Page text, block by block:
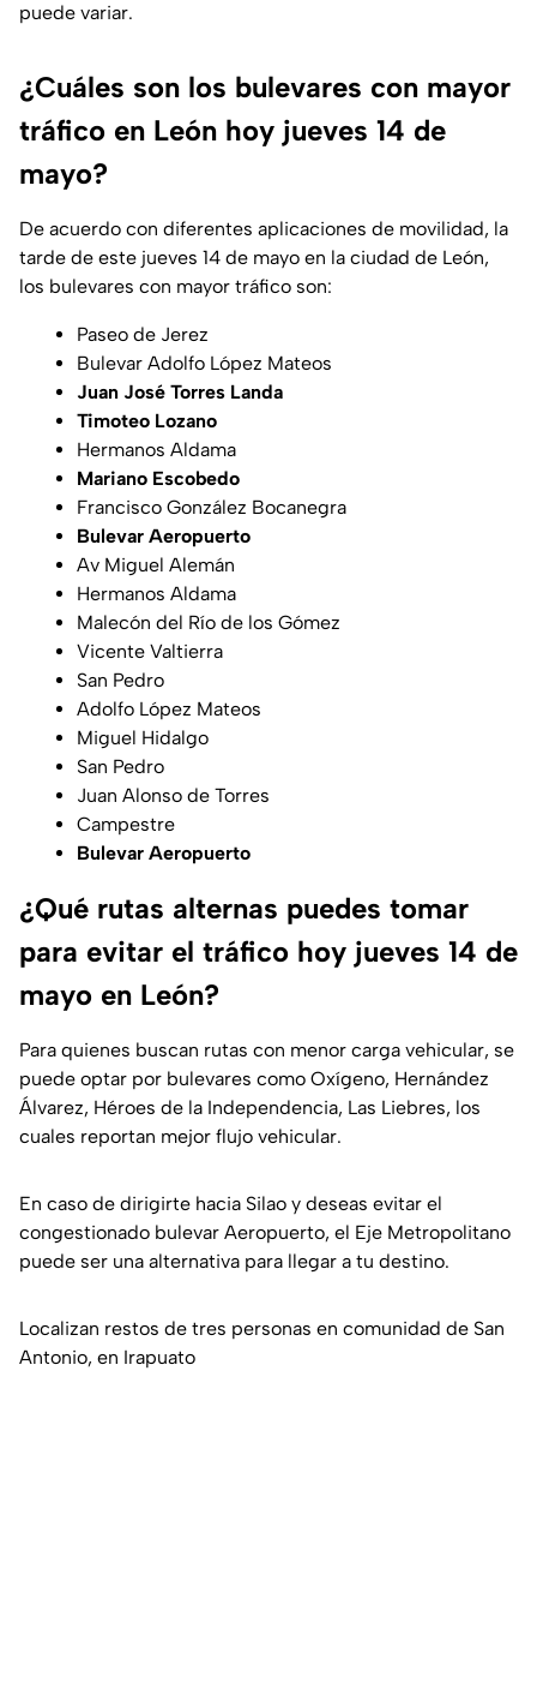
puede variar.
¿Cuáles son los bulevares con mayor
tráfico en León hoy jueves 14 de
mayo?
De acuerdo con diferentes aplicaciones de movilidad, la
tarde de este jueves 14 de mayo en la ciudad de León,
los bulevares con mayor tráfico son:
Paseo de Jerez
Bulevar Adolfo López Mateos
Juan José Torres Landa
Timoteo Lozano
Hermanos Aldama
Mariano Escobedo
Francisco González Bocanegra
Bulevar Aeropuerto
Av Miguel Alemán
Hermanos Aldama
Malecón del Río de los Gómez
Vicente Valtierra
San Pedro
Adolfo López Mateos
Miguel Hidalgo
San Pedro
Juan Alonso de Torres
Campestre
Bulevar Aeropuerto
¿Qué rutas alternas puedes tomar
para evitar el tráfico hoy jueves 14 de
mayo en León?
Para quienes buscan rutas con menor carga vehicular, se
puede optar por bulevares como Oxígeno, Hernández
Álvarez, Héroes de la Independencia, Las Liebres, los
cuales reportan mejor flujo vehicular.
En caso de dirigirte hacia Silao y deseas evitar el
congestionado bulevar Aeropuerto, el Eje Metropolitano
puede ser una alternativa para llegar a tu destino.
Localizan restos de tres personas en comunidad de San
Antonio, en Irapuato